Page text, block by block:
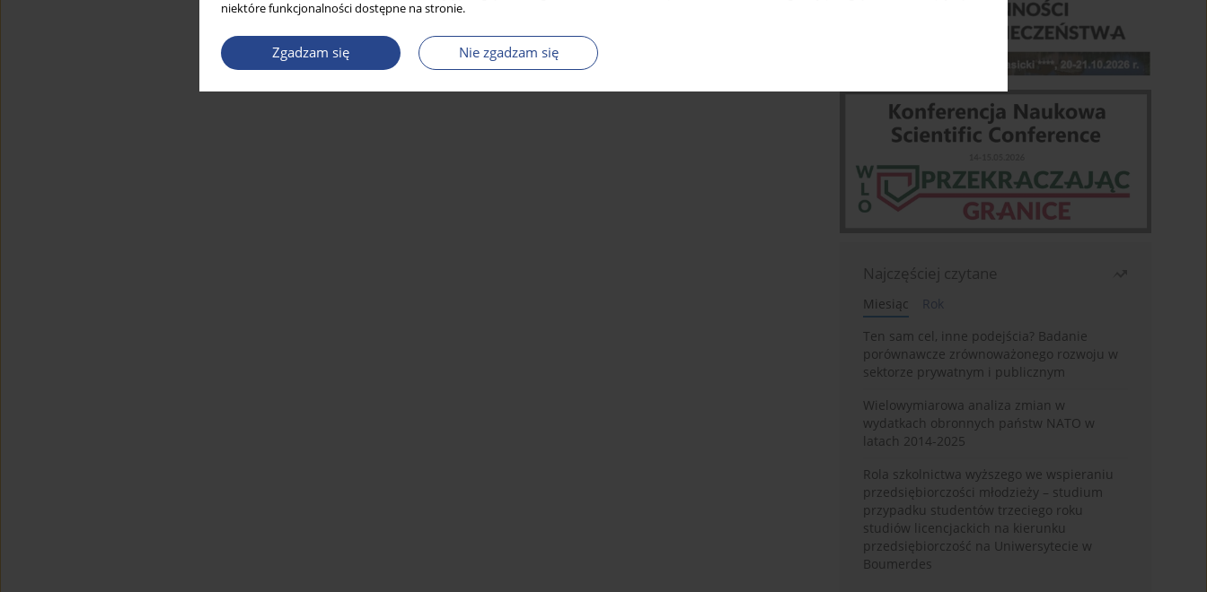
niektóre funkcjonalności dostępne na stronie.
Zgadzam się Nie zgadzam się
Najczęściej czytane
Miesiąc
Rok
Ten sam cel, inne podejścia? Badanie
porównawcze zrównoważonego rozwoju w
sektorze prywatnym i publicznym
Wielowymiarowa analiza zmian w
wydatkach obronnych państw NATO w
latach 2014-2025
Rola szkolnictwa wyższego we wspieraniu
przedsiębiorczości młodzieży – studium
przypadku studentów trzeciego roku
studiów licencjackich na kierunku
przedsiębiorczość na Uniwersytecie w
Boumerdes